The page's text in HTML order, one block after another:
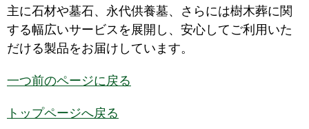
主に石材や墓石、永代供養墓、さらには樹木葬に関
する幅広いサービスを展開し、安心してご利用いた
だける製品をお届けしています。
一つ前のページに戻る
トップページへ戻る